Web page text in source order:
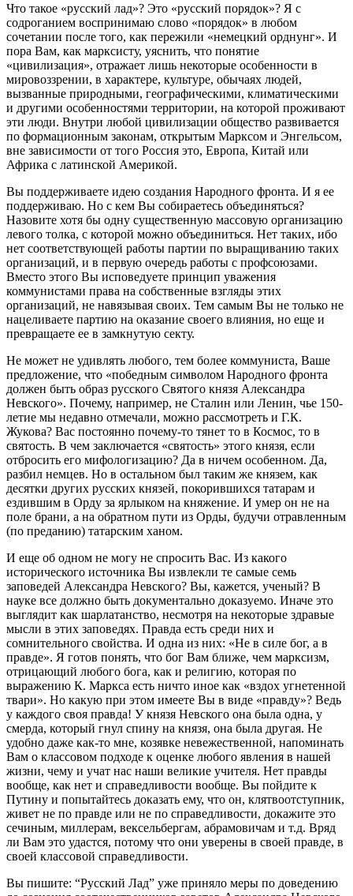
Что такое «русский лад»? Это «русский порядок»? Я с
содроганием воспринимаю слово «порядок» в любом
сочетании после того, как пережили «немецкий орднунг». И
пора Вам, как марксисту, уяснить, что понятие
«цивилизация», отражает лишь некоторые особенности в
мировоззрении, в характере, культуре, обычаях людей,
вызванные природными, географическими, климатическими
и другими особенностями территории, на которой проживают
эти люди. Внутри любой цивилизации общество развивается
по формационным законам, открытым Марксом и Энгельсом,
вне зависимости от того Россия это, Европа, Китай или
Африка с латинской Америкой.
Вы поддерживаете идею создания Народного фронта. И я ее
поддерживаю. Но с кем Вы собираетесь объединяться?
Назовите хотя бы одну существенную массовую организацию
левого толка, с которой можно объединиться. Нет таких, ибо
нет соответствующей работы партии по выращиванию таких
организаций, и в первую очередь работы с профсоюзами.
Вместо этого Вы исповедуете принцип уважения
коммунистами права на собственные взгляды этих
организаций, не навязывая своих. Тем самым Вы не только не
нацеливаете партию на оказание своего влияния, но еще и
превращаете ее в замкнутую секту.
Не может не удивлять любого, тем более коммуниста, Ваше
предложение, что «победным символом Народного фронта
должен быть образ русского Святого князя Александра
Невского». Почему, например, не Сталин или Ленин, чье 150-
летие мы недавно отмечали, можно рассмотреть и Г.К.
Жукова? Вас постоянно почему-то тянет то в Космос, то в
святость. В чем заключается «святость» этого князя, если
отбросить его мифологизацию? Да в ничем особенном. Да,
разбил немцев. Но в остальном был таким же князем, как
десятки других русских князей, покорившихся татарам и
ездившим в Орду за ярлыком на княжение. И умер он не на
поле брани, а на обратном пути из Орды, будучи отравленным
(по преданию) татарским ханом.
И еще об одном не могу не спросить Вас. Из какого
исторического источника Вы извлекли те самые семь
заповедей Александра Невского? Вы, кажется, ученый? В
науке все должно быть документально доказуемо. Иначе это
выглядит как шарлатанство, несмотря на некоторые здравые
мысли в этих заповедях. Правда есть среди них и
сомнительного свойства. И одна из них: «Не в силе бог, а в
правде». Я готов понять, что бог Вам ближе, чем марксизм,
отрицающий любого бога, как и религию, которая по
выражению К. Маркса есть ничто иное как «вздох угнетенной
твари». Но какую при этом имеете Вы в виде «правду»? Ведь
у каждого своя правда! У князя Невского она была одна, у
смерда, который гнул спину на князя, она была другая. Не
удобно даже как-то мне, козявке невежественной, напоминать
Вам о классовом подходе к оценке любого явления в нашей
жизни, чему и учат нас наши великие учителя. Нет правды
вообще, как нет и справедливости вообще. Вы пойдите к
Путину и попытайтесь доказать ему, что он, клятвоотступник,
живет не по правде или не по справедливости, докажите это
сечиным, миллерам, вексельбергам, абрамовичам и т.д. Вряд
ли Вам это удастся, потому что они уверены в своей правде, в
своей классовой справедливости.
Вы пишите: “Русский Лад” уже приняло меры по доведению